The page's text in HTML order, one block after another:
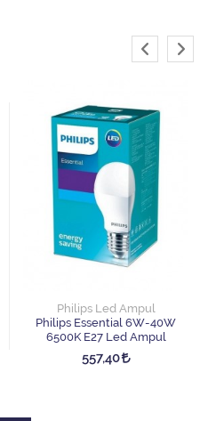
Philips Led Ampul
Philips Essential 6W-40W
6500K E27 Led Ampul
557,40